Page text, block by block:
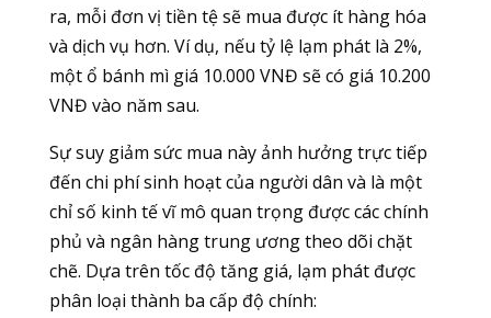
ra, mỗi đơn vị tiền tệ sẽ mua được ít hàng hóa
và dịch vụ hơn. Ví dụ, nếu tỷ lệ lạm phát là 2%,
một ổ bánh mì giá 10.000 VNĐ sẽ có giá 10.200
VNĐ vào năm sau.
Sự suy giảm sức mua này ảnh hưởng trực tiếp
đến chi phí sinh hoạt của người dân và là một
chỉ số kinh tế vĩ mô quan trọng được các chính
phủ và ngân hàng trung ương theo dõi chặt
chẽ. Dựa trên tốc độ tăng giá, lạm phát được
phân loại thành ba cấp độ chính: